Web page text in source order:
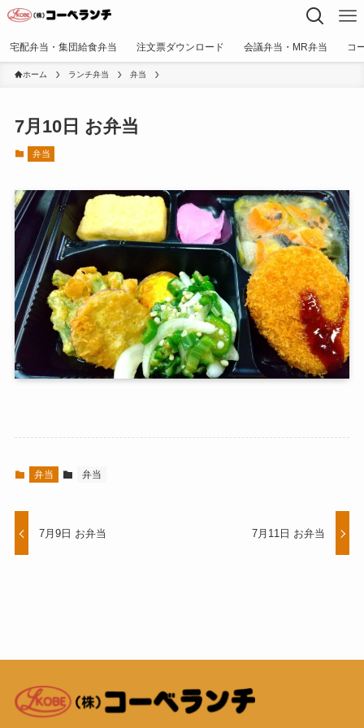
宅配弁当・集団給食弁当 注文票ダウンロード 会議弁当・MR弁当 コ
ホーム ランチ弁当 弁当
7月10日 お弁当
弁当
弁当 弁当
7月9日 お弁当 7月11日 お弁当